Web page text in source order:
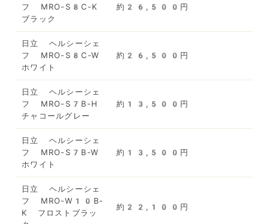
フ MRO-S8C-K
ブラック
約26,500円
日立 ヘルシーシェ
フ MRO-S8C-W
ホワイト
約26,500円
日立 ヘルシーシェ
フ MRO-S7B-H
チャコールグレー
約13,500円
日立 ヘルシーシェ
フ MRO-S7B-W
ホワイト
約13,500円
日立 ヘルシーシェ
フ MRO-W10B-
K フロストブラッ
約22,100円